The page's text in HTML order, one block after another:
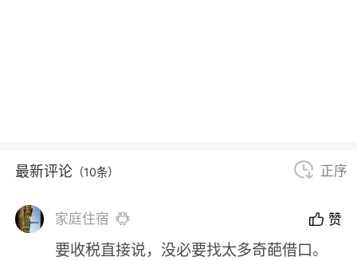
最新评论 （10条） 正序
家庭住宿 赞
要收税直接说，没必要找太多奇葩借口。